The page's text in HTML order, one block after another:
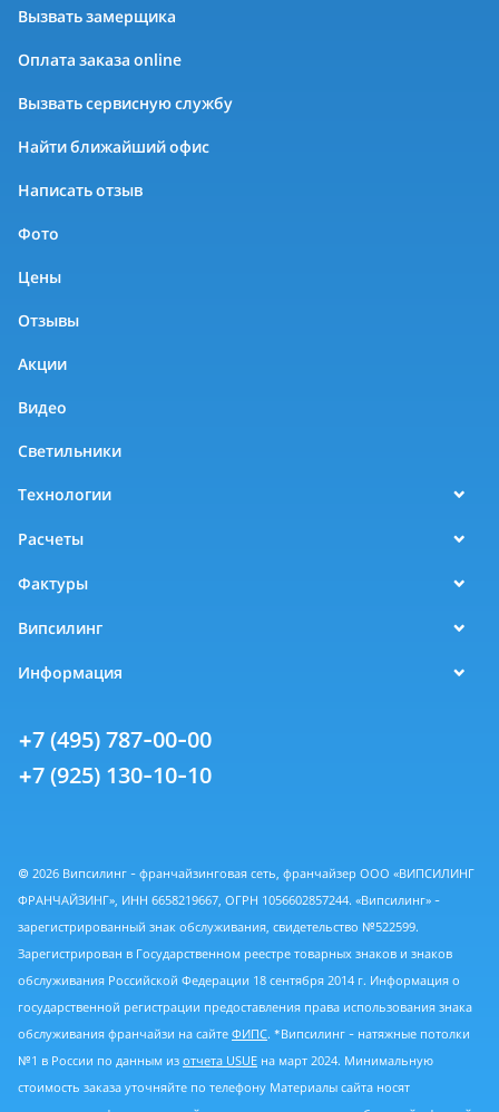
Вызвать замерщика
Оплата заказа online
Вызвать сервисную службу
Найти ближайший офис
Написать отзыв
Фото
Цены
Отзывы
Акции
Видео
Светильники
Технологии
Расчеты
Фактуры
Випсилинг
Информация
+7 (495) 787-00-00
+7 (925) 130-10-10
© 2026 Випсилинг - франчайзинговая сеть, франчайзер ООО «ВИПСИЛИНГ
ФРАНЧАЙЗИНГ», ИНН 6658219667, ОГРН 1056602857244. «Випсилинг» -
зарегистрированный знак обслуживания, свидетельство №522599.
Зарегистрирован в Государственном реестре товарных знаков и знаков
обслуживания Российской Федерации 18 сентября 2014 г. Информация о
государственной регистрации предоставления права использования знака
обслуживания франчайзи на сайте ФИПС. *Випсилинг - натяжные потолки
№1 в России по данным из отчета USUE на март 2024. Минимальную
стоимость заказа уточняйте по телефону Материалы сайта носят